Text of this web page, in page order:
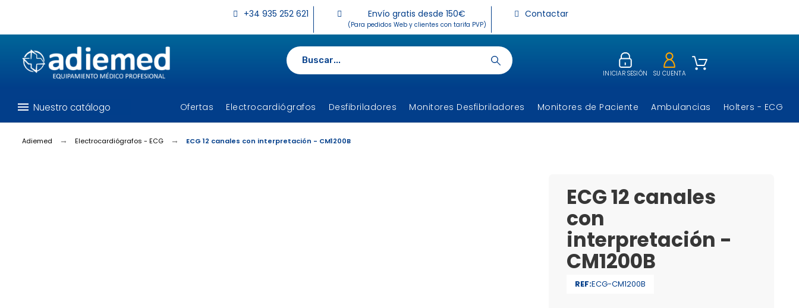
+34 935 252 621 Envío gratis desde 150€
(Para pedidos Web y clientes con tarifa PVP)
Contactar
INICIAR SESIÓN SU CUENTA
menu Nuestro catálogo Ofertas Electrocardiógrafos Desfibriladores Monitores Desfibriladores Monitores de Paciente Ambulancias Holters - ECG
Adiemed Electrocardiógrafos - ECG ECG 12 canales con interpretación - CM1200B
ECG 12 canales
con
interpretación -
CM1200B
REF:ECG-CM1200B